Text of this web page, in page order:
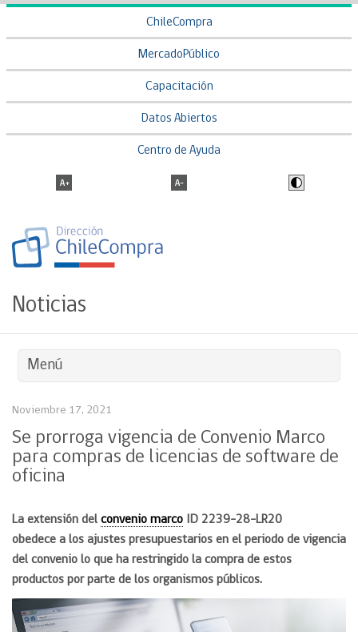
ChileCompra
MercadoPúblico
Capacitación
Datos Abiertos
Centro de Ayuda
Noticias
Menú
Noviembre 17, 2021
Se prorroga vigencia de Convenio Marco
para compras de licencias de software de
oficina
La extensión del convenio marco ID 2239-28-LR20
obedece a los ajustes presupuestarios en el periodo de vigencia
del convenio lo que ha restringido la compra de estos
productos por parte de los organismos públicos.